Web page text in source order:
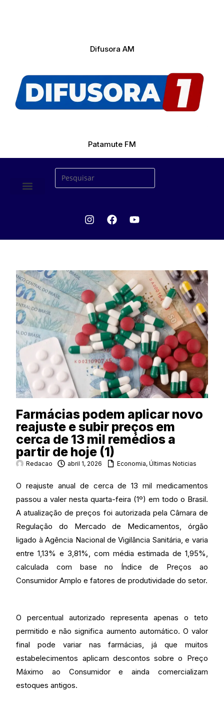
Difusora AM
Patamute FM
Farmácias podem aplicar novo
reajuste e subir preços em
cerca de 13 mil remédios a
partir de hoje (1)
Redacao abril 1, 2026 Economia,Últimas Noticias
O reajuste anual de cerca de 13 mil medicamentos
passou a valer nesta quarta-feira (1º) em todo o Brasil.
A atualização de preços foi autorizada pela Câmara de
Regulação do Mercado de Medicamentos, órgão
ligado à Agência Nacional de Vigilância Sanitária, e varia
entre 1,13% e 3,81%, com média estimada de 1,95%,
calculada com base no Índice de Preços ao
Consumidor Amplo e fatores de produtividade do setor.
O percentual autorizado representa apenas o teto
permitido e não significa aumento automático. O valor
final pode variar nas farmácias, já que muitos
estabelecimentos aplicam descontos sobre o Preço
Máximo ao Consumidor e ainda comercializam
estoques antigos.